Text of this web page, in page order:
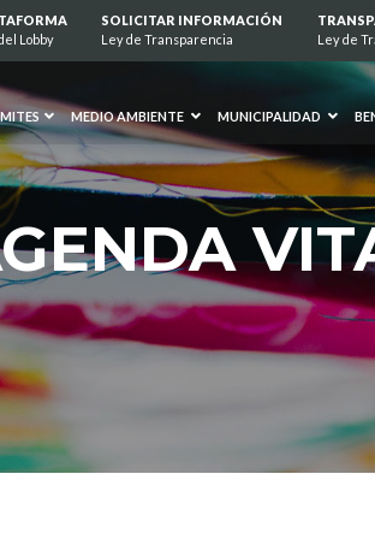
Lobby
SOLICITAR INFORMACIÓN
Ley de Transparencia
Ley de
MEDIO AMBIENTE MUNICIPALIDAD